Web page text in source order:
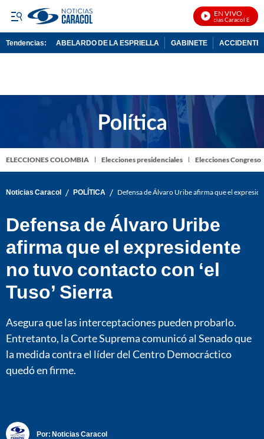
EN VIVO
Noticias Caracol En Vivo
Tendencias: ABELARDO DE LA ESPRIELLA GABINETE ACCIDENTE
ELECCIONES COLOMBIA Elecciones presidenciales Elecciones Congreso
Noticias Caracol / POLÍTICA / Defensa de Álvaro Uribe afirma que el
Defensa de Álvaro Uribe
afirma que el expresidente
no tuvo contacto con ‘el
Tuso’ Sierra
Asegura que las interceptaciones pueden probarlo.
Entretanto, la Corte Suprema comunicó al Senado que
la medida contra el líder del Centro Democráctico
quedó en firme.
Por: Noticias Caracol